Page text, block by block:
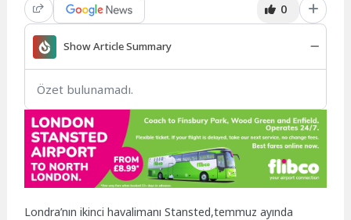
0
Show Article Summary
Özet bulunamadı.
Londra’nın ikinci havalimanı Stansted,temmuz ayında